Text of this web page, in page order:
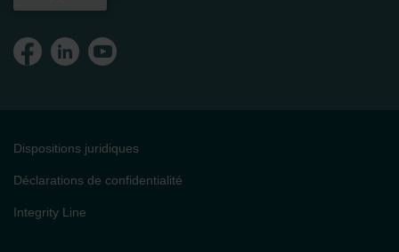
Dispositions juridiques
Déclarations de confidentialité
Integrity Line